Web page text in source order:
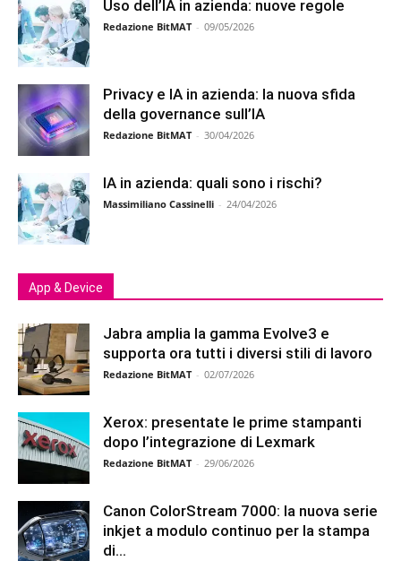
Uso dell’IA in azienda: nuove regole
Redazione BitMAT - 09/05/2026
Privacy e IA in azienda: la nuova sfida
della governance sull’IA
Redazione BitMAT - 30/04/2026
IA in azienda: quali sono i rischi?
Massimiliano Cassinelli - 24/04/2026
App & Device
Jabra amplia la gamma Evolve3 e
supporta ora tutti i diversi stili di lavoro
Redazione BitMAT - 02/07/2026
Xerox: presentate le prime stampanti
dopo l’integrazione di Lexmark
Redazione BitMAT - 29/06/2026
Canon ColorStream 7000: la nuova serie
inkjet a modulo continuo per la stampa
di...